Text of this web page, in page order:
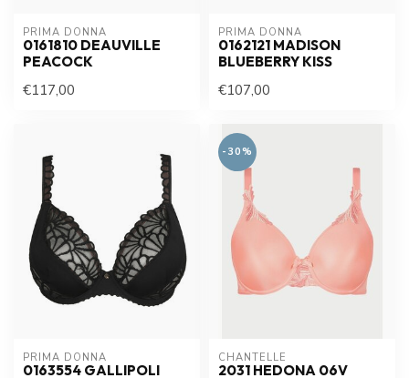
PRIMA DONNA
0161810 DEAUVILLE
PEACOCK
€117,00
PRIMA DONNA
0162121 MADISON
BLUEBERRY KISS
€107,00
PRIMA DONNA
0163554 GALLIPOLI
-30%
CHANTELLE
2031 HEDONA 06V